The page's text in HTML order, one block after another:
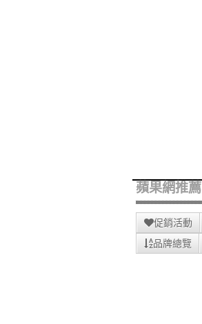
蘋果網推薦
促銷活動
品牌總覽